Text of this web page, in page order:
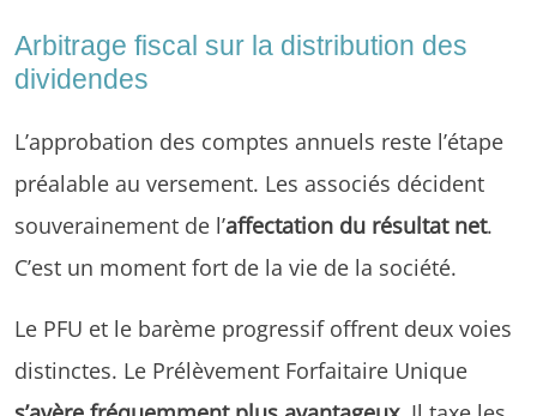
Arbitrage fiscal sur la distribution des
dividendes
L’approbation des comptes annuels reste l’étape
préalable au versement. Les associés décident
souverainement de l’affectation du résultat net.
C’est un moment fort de la vie de la société.
Le PFU et le barème progressif offrent deux voies
distinctes. Le Prélèvement Forfaitaire Unique